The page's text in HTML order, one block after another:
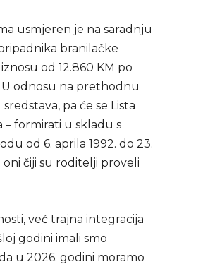
usmjeren je na saradnju
branilačke
od 12.860 KM po
U odnosu na prethodnu
pa će se Lista
– formirati u skladu s
od 6. aprila 1992. do 23.
čiji su roditelji proveli
već trajna integracija
godini imali smo
u 2026. godini moramo